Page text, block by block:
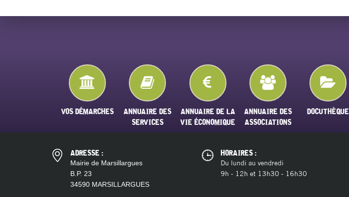
VOS DÉMARCHES
ANNUAIRE DES
SERVICES
ANNUAIRE DE LA
VIE ÉCONOMIQUE
ANNUAIRE DES
ASSOCIATIONS
DOCUTHÈQUE
ADRESSE :
Mairie de Marsillargues
B.P. 23
34590 MARSILLARGUES
HORAIRES :
Du lundi au vendredi
9h - 12h et 13h30 - 16h30